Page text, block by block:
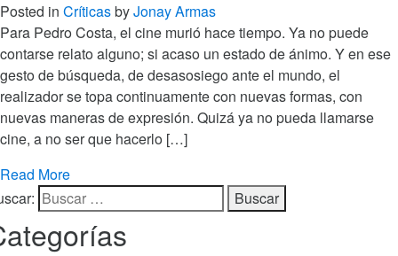
Posted in CríticasbyJonay Armas
Para Pedro Costa, el cine murió hace tiempo. Ya no puede
contarse relato alguno; si acaso un estado de ánimo. Y en ese
gesto de búsqueda, de desasosiego ante el mundo, el
realizador se topa continuamente con nuevas formas, con
nuevas maneras de expresión. Quizá ya no pueda llamarse
cine, a no ser que hacerlo […]
Read More